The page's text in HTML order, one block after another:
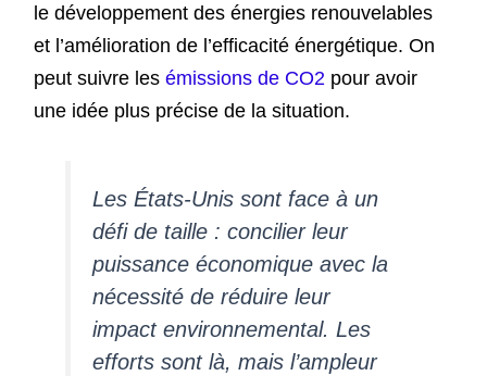
le développement des énergies renouvelables
et l’amélioration de l’efficacité énergétique. On
peut suivre les émissions de CO2 pour avoir
une idée plus précise de la situation.
Les États-Unis sont face à un
défi de taille : concilier leur
puissance économique avec la
nécessité de réduire leur
impact environnemental. Les
efforts sont là, mais l’ampleur